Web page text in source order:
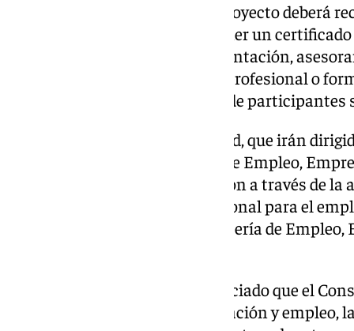
El plan de formación de cada proyecto deberá
contenido necesario para obtener un
deberán añadir acciones de orientación,
empleo, información laboral y profesional o
alumnado. El número mínimo de participantes
Los formularios para la solicitud, que irán
las Delegaciones Territoriales de Empleo,
disponibles para su presentación a través de
gestión de la formación profesional para el
en la oficina virtual de la Consejería de
Por su parte, el alcalde ha anunciado que el
dos nuevos programas de formación y